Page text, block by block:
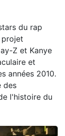
du rap
projet
Z et Kanye
et
années 2010.
des
l'histoire du